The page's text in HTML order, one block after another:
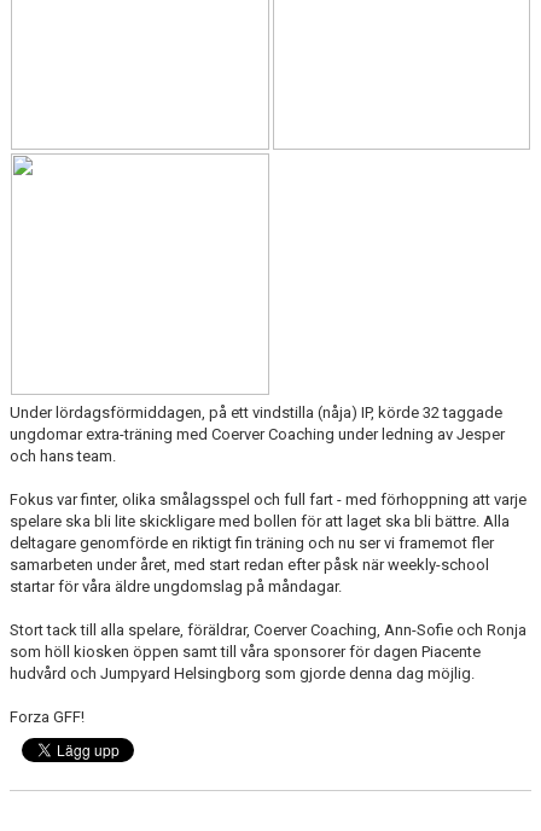
FOTBOLLSSKOLAN 2026
Under lördagsförmiddagen, på ett vindstilla (nåja) IP, körde 32 taggade
ungdomar extra-träning med Coerver Coaching under ledning av Jesper
och hans team.
Fokus var finter, olika smålagsspel och full fart - med förhoppning att varje
spelare ska bli lite skickligare med bollen för att laget ska bli bättre. Alla
deltagare genomförde en riktigt fin träning och nu ser vi framemot fler
samarbeten under året, med start redan efter påsk när weekly-school
startar för våra äldre ungdomslag på måndagar.
Stort tack till alla spelare, föräldrar, Coerver Coaching, Ann-Sofie och Ronja
som höll kiosken öppen samt till våra sponsorer för dagen Piacente
hudvård och Jumpyard Helsingborg som gjorde denna dag möjlig.
Forza GFF!